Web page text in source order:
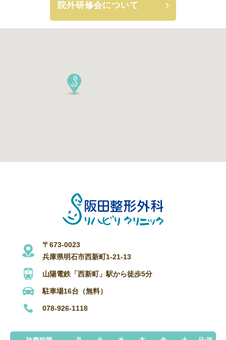
院外研修会について
〒673-0023
兵庫県明石市西新町1-21-13
山陽電鉄「西新町」駅から徒歩5分
駐車場16台（無料）
078-926-1118